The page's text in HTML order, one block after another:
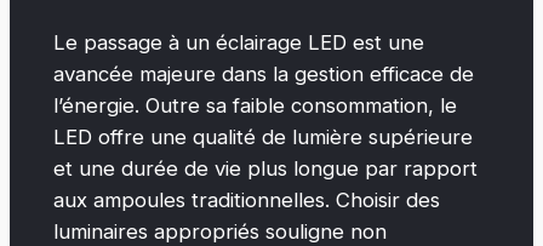
Le passage à un éclairage LED est une
avancée majeure dans la gestion efficace de
l’énergie. Outre sa faible consommation, le
LED offre une qualité de lumière supérieure
et une durée de vie plus longue par rapport
aux ampoules traditionnelles. Choisir des
luminaires appropriés souligne non